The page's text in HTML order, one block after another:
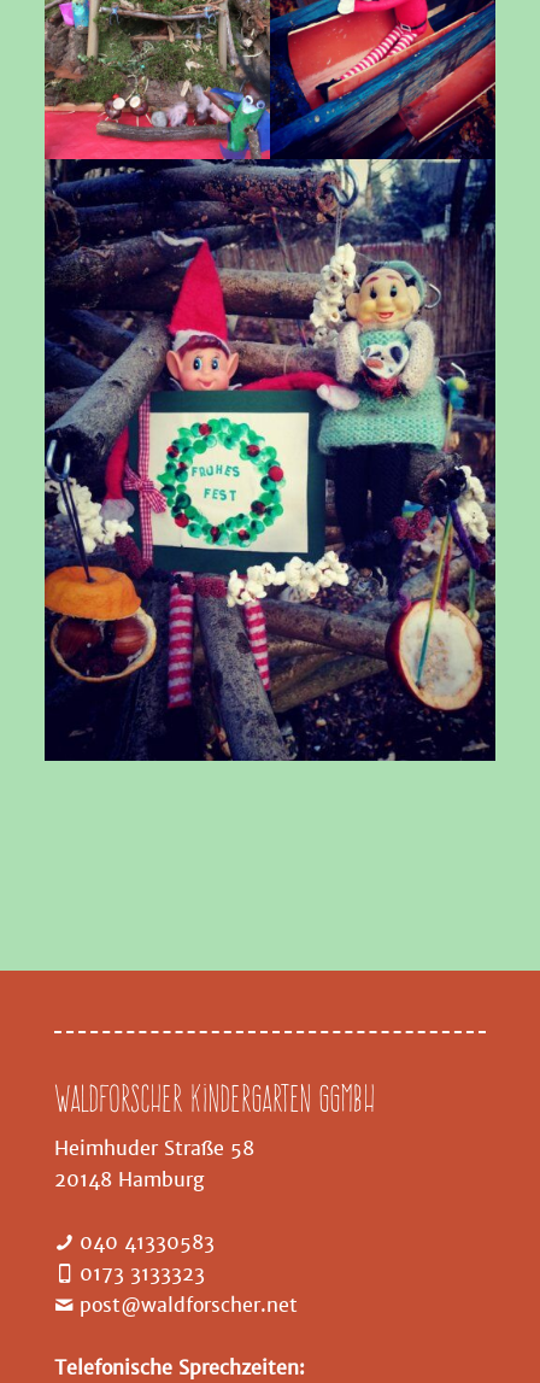
Waldforscher Kindergarten GGMBH
Heimhuder Straße 58
20148 Hamburg
040 41330583
0173 3133323
post@waldforscher.net
Telefonische Sprechzeiten: